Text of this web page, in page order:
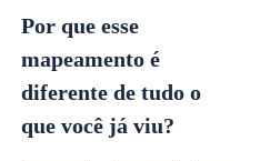
Por que esse
mapeamento é
diferente de tudo o
que você já viu?